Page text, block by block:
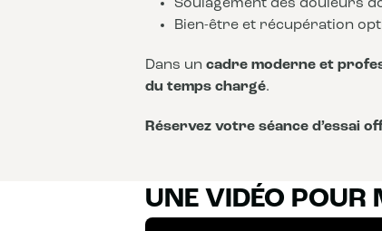
Soulagement des douleurs
Bien-être et récupération
Dans un cadre moderne et
du temps chargé.
Réservez votre séance d’essai
UNE VIDÉO POUR